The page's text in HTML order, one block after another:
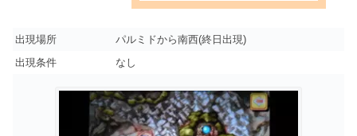
出現場所
パルミドから南西(終日出現)
出現条件
なし